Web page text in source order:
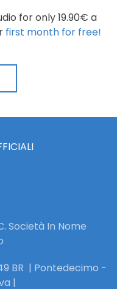
for only 19.90€ a
first month for free!
Società In Nome
BR | Pontedecimo -
|